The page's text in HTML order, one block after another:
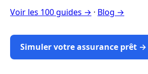
Voir les 100 guides → · Blog →
Simuler votre assurance prêt →